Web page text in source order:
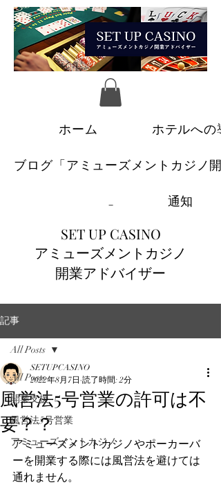
SET UP CASINO
アミューズメントカジノ
​開業アドバイザー
ホーム ホテルへの
ブログ「アミューズメントカジノ開
通知
記事
All Posts
開業支援
風営法5号営業
アミューズメントカジノ
All Posts
風営法5号営業の許可は不
要？？
SETUPCASINO
2022年8月7日 読了時間: 2分
アミューズメントカジノやポーカーバ
ーを開業する際には風営法を避けては
通れません。